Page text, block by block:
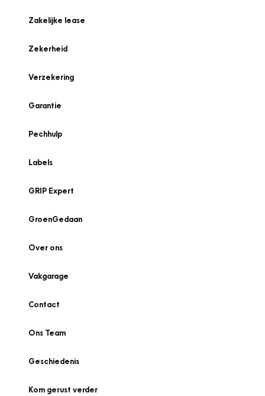
Zakelijke lease
Zekerheid
Verzekering
Garantie
Pechhulp
Labels
GRIP Expert
GroenGedaan
Over ons
Vakgarage
Contact
Ons Team
Geschiedenis
Kom gerust verder